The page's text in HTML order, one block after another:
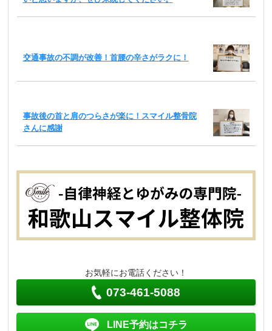
交通事故の不調が改善！首腰の辛さがラクに！
事故後の首と肩のつらさが楽に！スマイル整骨院
さんに感謝
お気軽にお電話ください！
073-461-5088
LINE予約はコチラ